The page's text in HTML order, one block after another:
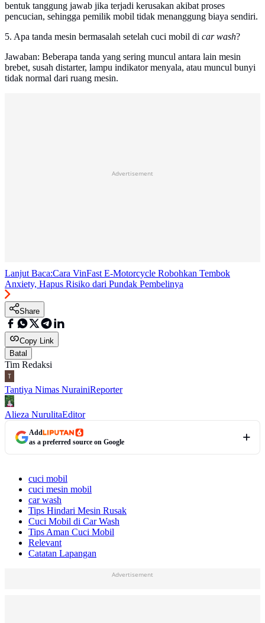
bentuk tanggung jawab jika terjadi kerusakan akibat proses
pencucian, sehingga pemilik mobil tidak menanggung biaya sendiri.
5. Apa tanda mesin bermasalah setelah cuci mobil di car wash?
Jawaban: Beberapa tanda yang sering muncul antara lain mesin
brebet, susah distarter, lampu indikator menyala, atau muncul bunyi
tidak normal dari ruang mesin.
Advertisement
Lanjut Baca:Cara VinFast E-Motorcycle Robohkan Tembok
Anxiety, Hapus Risiko dari Pundak Pembelinya
Share
Copy Link
Batal
Tim Redaksi
Tantiya Nimas NurainiReporter
Alieza NurulitaEditor
Add
as a preferred source on Google
cuci mobil
cuci mesin mobil
car wash
Tips Hindari Mesin Rusak
Cuci Mobil di Car Wash
Tips Aman Cuci Mobil
Relevant
Catatan Lapangan
Advertisement